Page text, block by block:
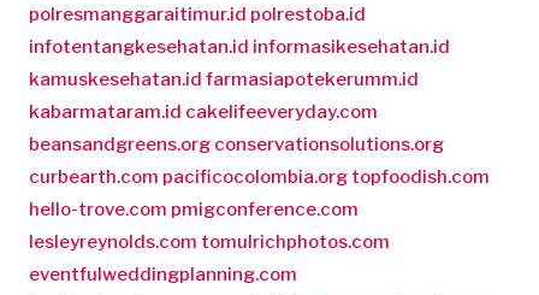
polresmanggaraitimur.id polrestoba.id
infotentangkesehatan.id informasikesehatan.id
kamuskesehatan.id farmasiapotekerumm.id
kabarmataram.id cakelifeeveryday.com
beansandgreens.org conservationsolutions.org
curbearth.com pacificocolombia.org topfoodish.com
hello-trove.com pmigconference.com
lesleyreynolds.com tomulrichphotos.com
eventfulweddingplanning.com